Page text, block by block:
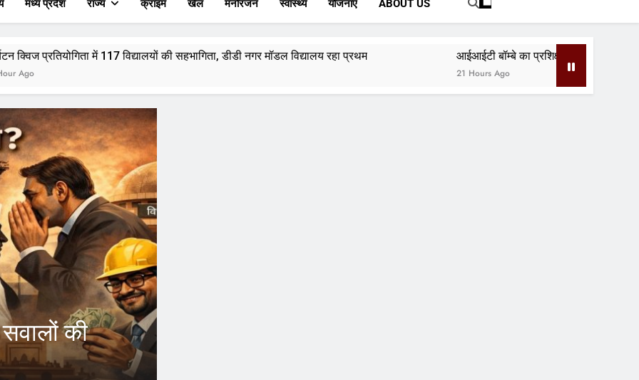
मध्य प्रदेश राज्य क्राइम खेल मनोरंजन स्वास्थ्य योजनाएं ABOUT US
विद्यालयों की सहभागिता, डीडी नगर मॉडल विद्यालय रहा प्रथम आईआईटी बॉम्बे का प्रशिक्षण या भ्रष्टाचार पर पर्दा? मध्य प्रदेश के
1 Year Ago
Yogi के फैसले से आउटसोर्स
को होगा फायदा, अब अपने जिले